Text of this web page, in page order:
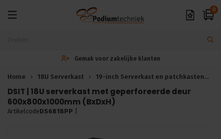
0
Gemak voor zakelijke klanten
Home 18U Serverkast 19-inch Serverkast en patchkasten
DSIT | 18U serverkast met geperforeerde deur
600x800x1000mm (BxDxH)
ArtikelcodeDS6818PP